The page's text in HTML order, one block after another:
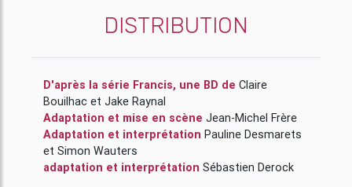
DISTRIBUTION
D'après la série Francis, une BD de Claire
Bouilhac et Jake Raynal
Adaptation et mise en scène Jean-Michel Frère
Adaptation et interprétation Pauline Desmarets
et Simon Wauters
adaptation et interprétation Sébastien Derock